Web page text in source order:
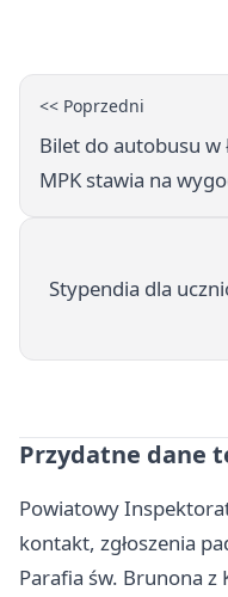
<< Poprzedni
Bilet do autobusu
MPK stawia na
Stypendia dla
Przydatne dane
Powiatowy
kontakt, zgłoszenia
Parafia św. Brunona